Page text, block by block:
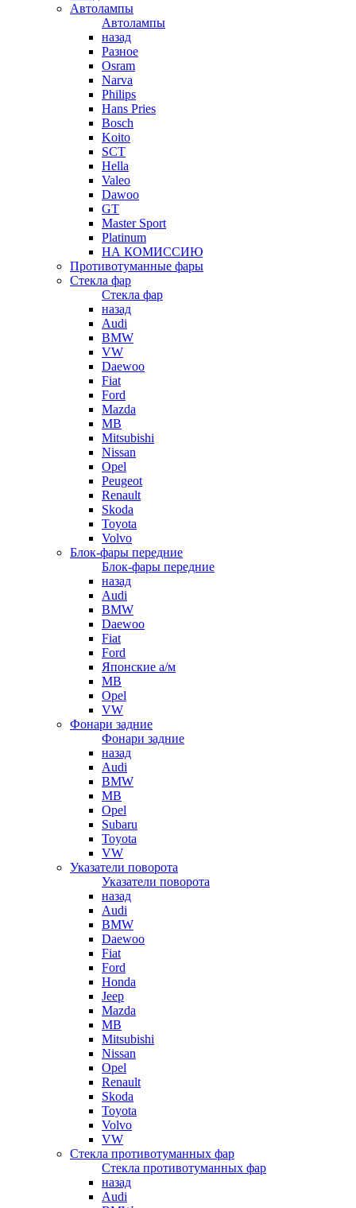
Автолампы
Автолампы
назад
Разное
Osram
Narva
Philips
Hans Pries
Bosch
Koito
SCT
Hella
Valeo
Dawoo
GT
Master Sport
Platinum
НА КОМИССИЮ
Противотуманные фары
Стекла фар
Стекла фар
назад
Audi
BMW
VW
Daewoo
Fiat
Ford
Mazda
MB
Mitsubishi
Nissan
Opel
Peugeot
Renault
Skoda
Toyota
Volvo
Блок-фары передние
Блок-фары передние
назад
Audi
BMW
Daewoo
Fiat
Ford
Японские а/м
MB
Opel
VW
Фонари задние
Фонари задние
назад
Audi
BMW
MB
Opel
Subaru
Toyota
VW
Указатели поворота
Указатели поворота
назад
Audi
BMW
Daewoo
Fiat
Ford
Honda
Jeep
Mazda
MB
Mitsubishi
Nissan
Opel
Renault
Skoda
Toyota
Volvo
VW
Стекла противотуманных фар
Стекла противотуманных фар
назад
Audi